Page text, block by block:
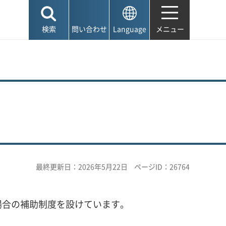
検索 問い合わせ Language メニュー
最終更新日：2026年5月22日 ページID：26764
の補助制度を設けています。